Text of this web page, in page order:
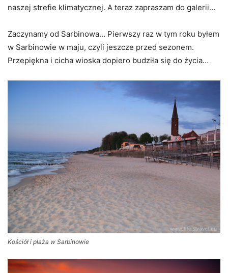
naszej strefie klimatycznej. A teraz zapraszam do galerii…
Zaczynamy od Sarbinowa… Pierwszy raz w tym roku byłem
w Sarbinowie w maju, czyli jeszcze przed sezonem.
Przepiękna i cicha wioska dopiero budziła się do życia…
Kościół i plaża w Sarbinowie